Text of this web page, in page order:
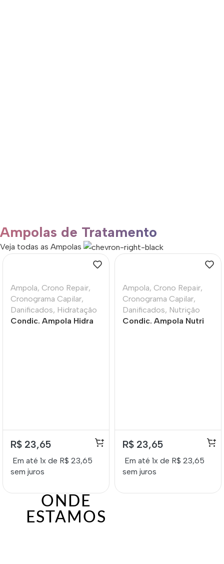
Conheça nossa Linha
Ampolas de Tratamento
Veja todas as Ampolas
Ampola, Crono Repair,
Cronograma Capilar,
Danificados, Hidratação
Condic. Ampola Hidra
R$ 23,65
Em até 1x de R$ 23,65
sem juros
Ampola, Crono Repair,
Cronograma Capilar,
Danificados, Nutrição
Condic. Ampola Nutri
R$ 23,65
Em até 1x de R$ 23,65
sem juros
ONDE
ESTAMOS